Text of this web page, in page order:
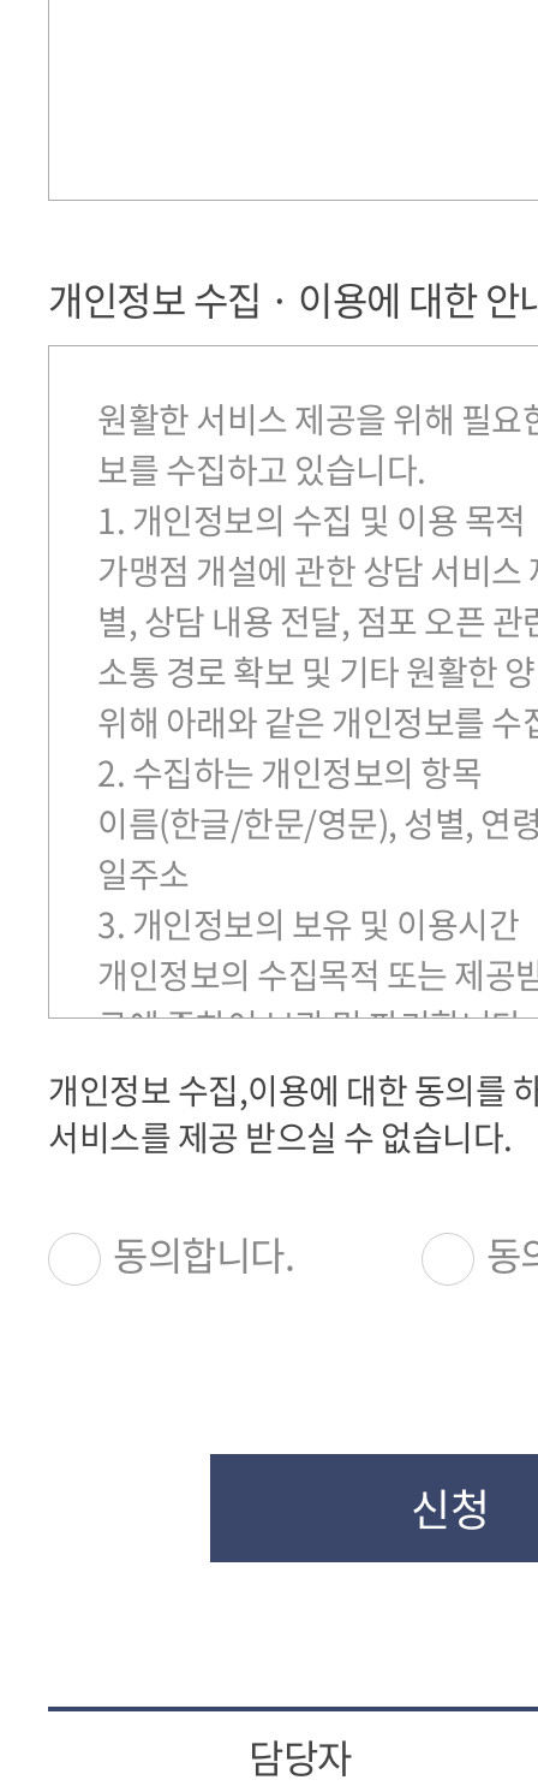
개인정보 수집 · 이용에 대한 안
원활한 서비스 제공을 위해 필
보를 수집하고 있습니다.
1. 개인정보의 수집 및 이용 목적
가맹점 개설에 관한 상담 서비스
별, 상담 내용 전달, 점포 오픈
소통 경로 확보 및 기타 원활한
위해 아래와 같은 개인정보를
2. 수집하는 개인정보의 항목
이름(한글/한문/영문), 성별, 연
일주소
3. 개인정보의 보유 및 이용시간
개인정보의 수집목적 또는 제공
규에 준하여 보관 및 파기합니다.
※개인정보 수집, 이용에 대한
있습니다. 그러나 동의를 거부
개인정보 수집,이용에 대한 동의를
서비스를 제공 받으실 수 없습니다.
동의합니다. 동
신청
담당자